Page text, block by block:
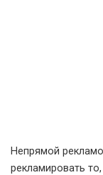
Непрямой
рекламировать